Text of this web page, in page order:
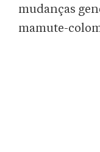
mudanças
mamute-